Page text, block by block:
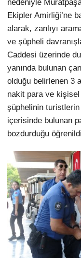
nedeniyle
Ekipler Amirliği’ne
alarak, zanlıyı
ve şüpheli
Caddesi üzerinde
yanında bulunan
olduğu belirlenen 3
nakit para ve
şüphelinin turistlerin
içerisinde bulunan
bozdurduğu